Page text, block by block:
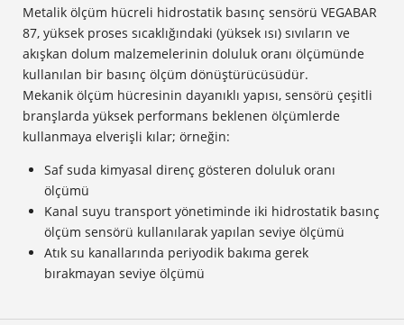
Metalik ölçüm hücreli hidrostatik basınç sensörü VEGABAR
87, yüksek proses sıcaklığındaki (yüksek ısı) sıvıların ve
akışkan dolum malzemelerinin doluluk oranı ölçümünde
kullanılan bir basınç ölçüm dönüştürücüsüdür.
Mekanik ölçüm hücresinin dayanıklı yapısı, sensörü çeşitli
branşlarda yüksek performans beklenen ölçümlerde
kullanmaya elverişli kılar; örneğin:
Saf suda kimyasal direnç gösteren doluluk oranı
ölçümü
Kanal suyu transport yönetiminde iki hidrostatik basınç
ölçüm sensörü kullanılarak yapılan seviye ölçümü
Atık su kanallarında periyodik bakıma gerek
bırakmayan seviye ölçümü